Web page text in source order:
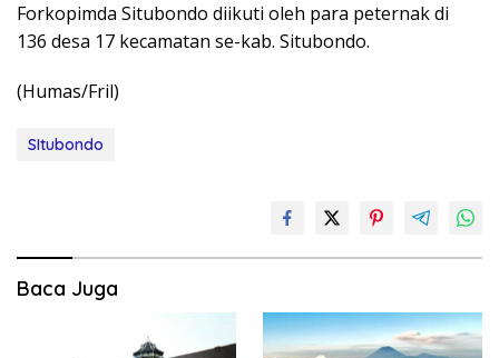
Forkopimda Situbondo diikuti oleh para peternak di
136 desa 17 kecamatan se-kab. Situbondo.
(Humas/Fril)
SItubondo
Baca Juga